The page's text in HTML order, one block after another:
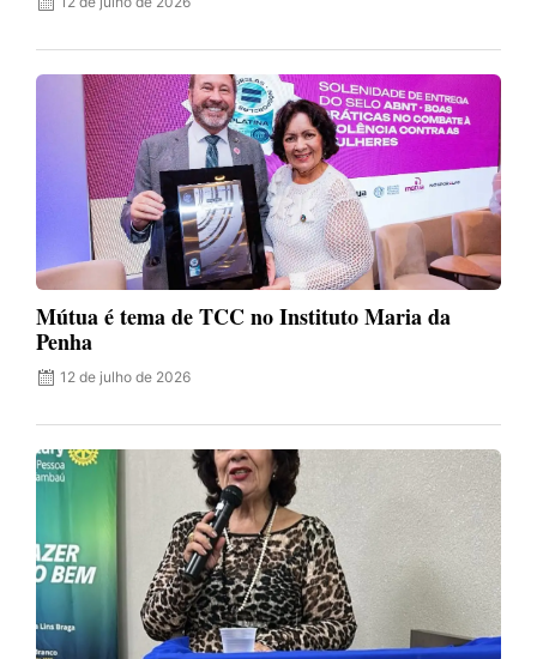
Mútua é tema de TCC no Instituto Maria da
Penha
12 de julho de 2026